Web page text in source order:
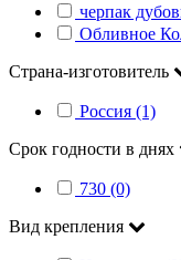
черпак
Обливное
Страна-изготовитель
Россия (1)
Срок годности в днях
730 (0)
Вид крепления